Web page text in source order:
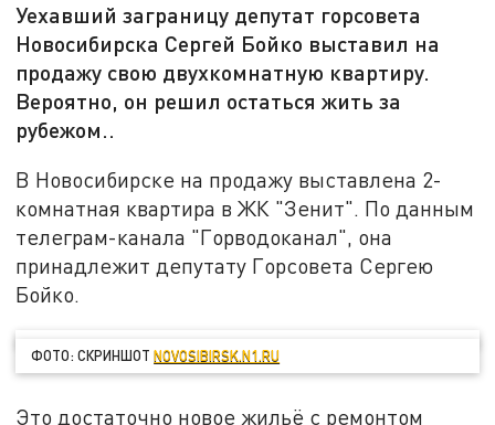
Уехавший заграницу депутат горсовета
Новосибирска Сергей Бойко выставил на
продажу свою двухкомнатную квартиру.
Вероятно, он решил остаться жить за
рубежом..
В Новосибирске на продажу выставлена 2-
комнатная квартира в ЖК "Зенит". По данным
телеграм-канала "Горводоканал", она
принадлежит депутату Горсовета Сергею
Бойко.
ФОТО: СКРИНШОТNOVOSIBIRSK.N1.RU
Это достаточно новое жильё с ремонтом